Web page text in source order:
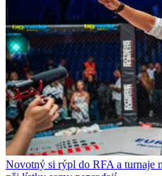
Novotný si rýpl do RFA a turnaje